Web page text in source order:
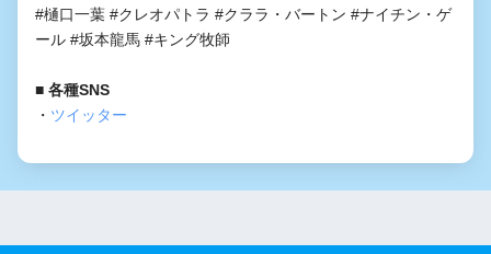
#樋口一葉 #クレオパトラ #クララ・バートン #ナイチン・ゲ
ール #坂本龍馬 #キング牧師
■ 各種SNS
・ ツイッター